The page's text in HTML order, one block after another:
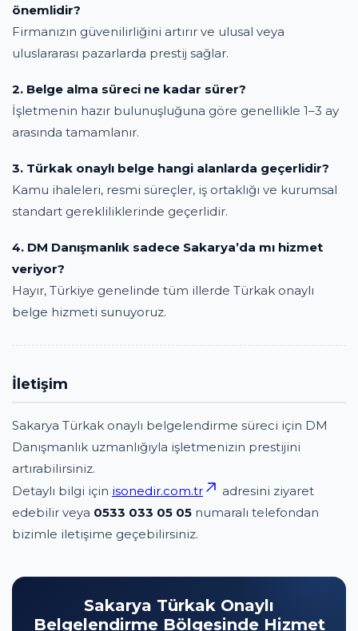
önemlidir?
Firmanızın güvenilirliğini artırır ve ulusal veya
uluslararası pazarlarda prestij sağlar.
2. Belge alma süreci ne kadar sürer?
İşletmenin hazır bulunuşluğuna göre genellikle 1–3 ay
arasında tamamlanır.
3. Türkak onaylı belge hangi alanlarda geçerlidir?
Kamu ihaleleri, resmi süreçler, iş ortaklığı ve kurumsal
standart gerekliliklerinde geçerlidir.
4. DM Danışmanlık sadece Sakarya’da mı hizmet
veriyor?
Hayır, Türkiye genelinde tüm illerde Türkak onaylı
belge hizmeti sunuyoruz.
İletişim
Sakarya Türkak onaylı belgelendirme süreci için DM
Danışmanlık uzmanlığıyla işletmenizin prestijini
artırabilirsiniz.
Detaylı bilgi için isonedir.com.tr
adresini ziyaret
edebilir veya 0533 033 05 05 numaralı telefondan
bizimle iletişime geçebilirsiniz.
Sakarya Türkak Onaylı
Belgelendirme Bölgesinde Hizmet